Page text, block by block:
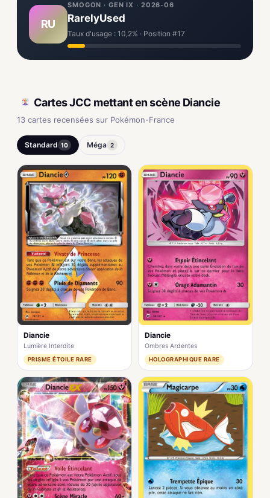
RU
SMOGON · GEN IX · 2026-06
RarelyUsed
Taux d'usage : 10,2% · Position #17
Cartes JCC mettant en scène Diancie
13 cartes recensées sur Pokémon-France
Standard 10 Méga 2
Diancie
Lumière Interdite
PRISME ÉTOILE RARE
Diancie
Ombres Ardentes
HOLOGRAPHIQUE RARE